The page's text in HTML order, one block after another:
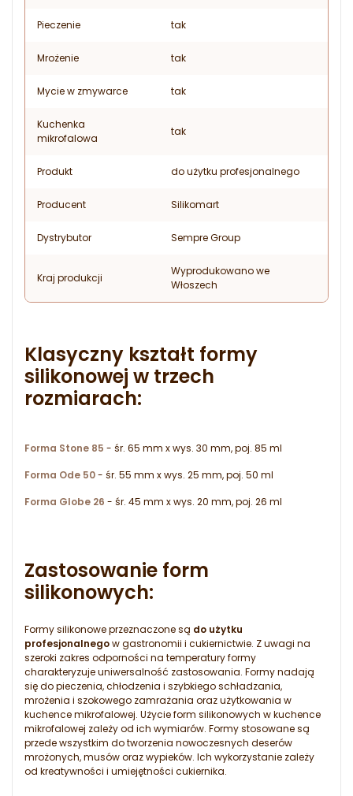
Pieczenie tak
Mrożenie tak
Mycie w zmywarce tak
Kuchenka
mikrofalowa
tak
Produkt do użytku profesjonalnego
Producent Silikomart
Dystrybutor Sempre Group
Kraj produkcji
Wyprodukowano we
Włoszech
Klasyczny kształt formy
silikonowej w trzech
rozmiarach:
Forma Stone 85 - śr. 65 mm x wys. 30 mm, poj. 85 ml
Forma Ode 50- śr. 55 mm x wys. 25 mm, poj. 50 ml
Forma Globe 26 - śr. 45 mm x wys. 20 mm, poj. 26 ml
Zastosowanie form
silikonowych:
Formy silikonowe przeznaczone są do użytku
profesjonalnegow gastronomii i cukiernictwie. Z uwagi na
szeroki zakres odporności na temperatury formy
charakteryzuje uniwersalność zastosowania. Formy nadają
się do pieczenia, chłodzenia i szybkiego schładzania,
mrożenia i szokowego zamrażania oraz użytkowania w
kuchence mikrofalowej. Użycie form silikonowych w kuchence
mikrofalowej zależy od ich wymiarów. Formy stosowane są
przede wszystkim do tworzenia nowoczesnych deserów
mrożonych, musów oraz wypieków. Ich wykorzystanie zależy
od kreatywności i umiejętności cukiernika.